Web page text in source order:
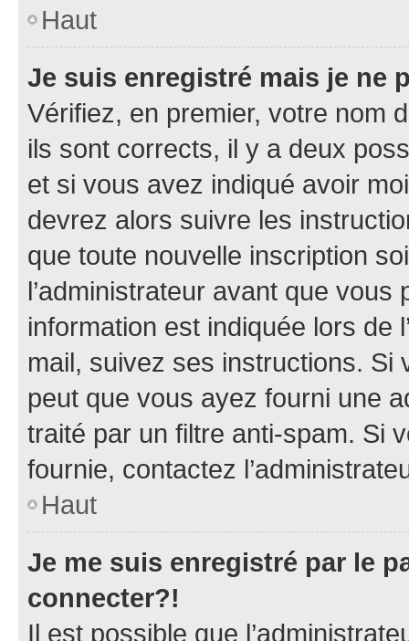
Haut
Je suis enregistré mais je ne
Vérifiez, en premier, votre nom
ils sont corrects, il y a deux
et si vous avez indiqué avoir
devrez alors suivre les
que toute nouvelle inscription
l’administrateur avant que
information est indiquée lors de
mail, suivez ses instructions. Si
peut que vous ayez fourni une
traité par un filtre anti-spam. Si
fournie, contactez
Haut
Je me suis enregistré par le
connecter?!
Il est possible que